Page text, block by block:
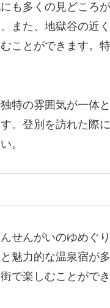
も多くの見どころ
また、地獄谷の近
ことができます。
特の雰囲気が一体
。登別を訪れた際
。
せんがいのゆめぐ
魅力的な温泉宿が
で楽しむことがで